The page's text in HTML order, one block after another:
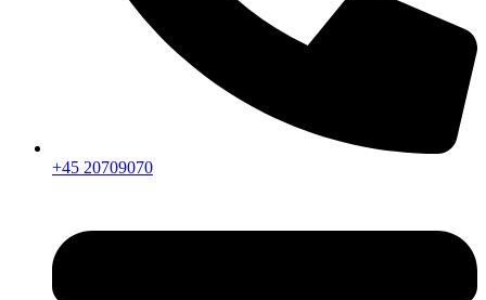
+45 20709070